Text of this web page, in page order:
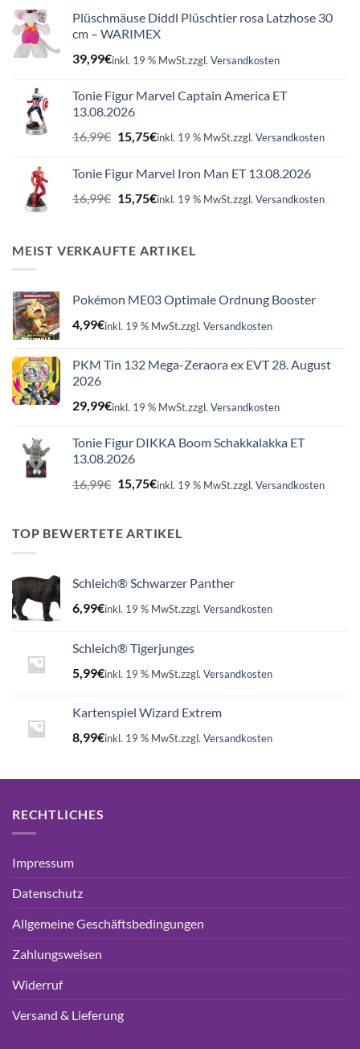
Plüschmäuse Diddl Plüschtier rosa Latzhose 30
cm – WARIMEX
39,99€inkl. 19 % MwSt.zzgl. Versandkosten
Tonie Figur Marvel Captain America ET
13.08.2026
16,99€ Ursprünglicher
Preis
16,99€
15,75€Aktueller
15,75€.
inkl. 19 % MwSt.zzgl. Versandkosten
Tonie Figur Marvel Iron Man ET 13.08.2026
16,99€ Ursprünglicher
Preis
16,99€
15,75€Aktueller
15,75€.
inkl. 19 % MwSt.zzgl. Versandkosten
MEIST VERKAUFTE ARTIKEL
Pokémon ME03 Optimale Ordnung Booster
4,99€inkl. 19 % MwSt.zzgl. Versandkosten
PKM Tin 132 Mega-Zeraora ex EVT 28. August
2026
29,99€inkl. 19 % MwSt.zzgl. Versandkosten
Tonie Figur DIKKA Boom Schakkalakka ET
13.08.2026
16,99€ Ursprünglicher
16,99€
15,75€Aktueller
15,75€.
inkl. 19 % MwSt.zzgl. Versandkosten
TOP BEWERTETE ARTIKEL
Schleich® Schwarzer Panther
6,99€inkl. 19 % MwSt.zzgl. Versandkosten
Schleich® Tigerjunges
5,99€inkl. 19 % MwSt.zzgl. Versandkosten
Kartenspiel Wizard Extrem
8,99€inkl. 19 % MwSt.zzgl. Versandkosten
RECHTLICHES
Impressum
Datenschutz
Allgemeine Geschäftsbedingungen
Zahlungsweisen
Widerruf
Versand & Lieferung